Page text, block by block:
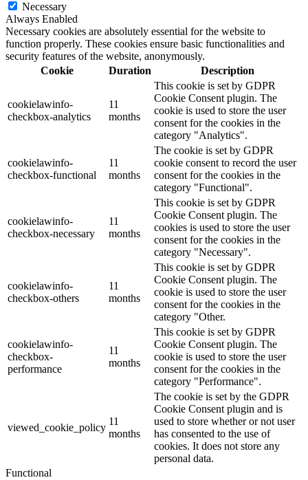
Necessary
Always Enabled
Necessary cookies are absolutely essential for the website to
function properly. These cookies ensure basic functionalities and
security features of the website, anonymously.
Cookie
Duration Description
cookielawinfo-
checkbox-analytics
11
months
This cookie is set by GDPR
Cookie Consent plugin. The
cookie is used to store the user
consent for the cookies in the
category "Analytics".
cookielawinfo-
checkbox-functional
11
months
The cookie is set by GDPR
cookie consent to record the user
consent for the cookies in the
category "Functional".
cookielawinfo-
checkbox-necessary
11
months
This cookie is set by GDPR
Cookie Consent plugin. The
cookies is used to store the user
consent for the cookies in the
category "Necessary".
cookielawinfo-
checkbox-others
11
months
This cookie is set by GDPR
Cookie Consent plugin. The
cookie is used to store the user
consent for the cookies in the
category "Other.
cookielawinfo-
checkbox-
performance
11
months
This cookie is set by GDPR
Cookie Consent plugin. The
cookie is used to store the user
consent for the cookies in the
category "Performance".
viewed_cookie_policy
11
months
The cookie is set by the GDPR
Cookie Consent plugin and is
used to store whether or not user
has consented to the use of
cookies. It does not store any
personal data.
Functional